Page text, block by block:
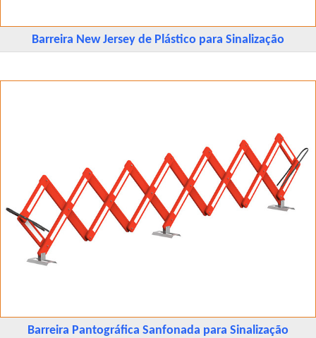
Barreira New Jersey de Plástico para Sinalização
Barreira Pantográfica Sanfonada para Sinalização